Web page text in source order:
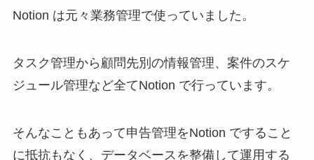
Notion は元々業務管理で使っていました。
タスク管理から顧問先別の情報管理、案件のスケ
ジュール管理など全てNotion で行っています。
そんなこともあって申告管理をNotion ですること
に抵抗もなく、データベースを整備して運用する